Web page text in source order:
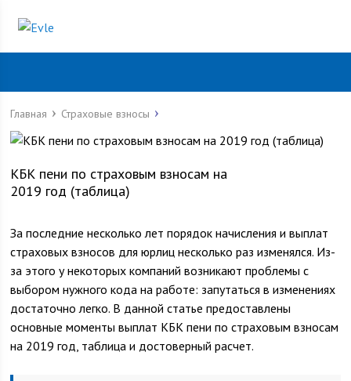
Главная Страховые взносы
КБК пени по страховым взносам на
2019 год (таблица)
За последние несколько лет порядок начисления и выплат
страховых взносов для юрлиц несколько раз изменялся. Из-
за этого у некоторых компаний возникают проблемы с
выбором нужного кода на работе: запутаться в изменениях
достаточно легко. В данной статье предоставлены
основные моменты выплат КБК пени по страховым взносам
на 2019 год, таблица и достоверный расчет.